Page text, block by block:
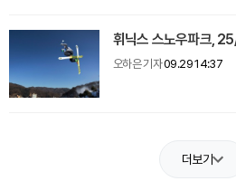
휘닉스 스노우파크,
오하은 기자09.29 14:37
더보기